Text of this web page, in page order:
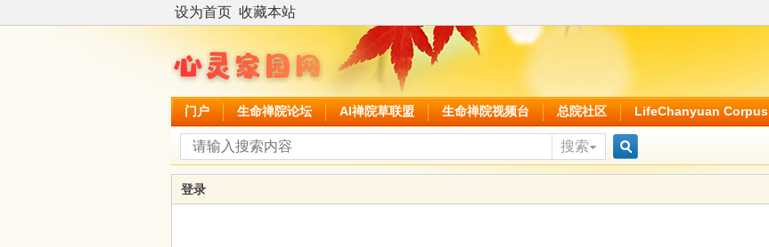
设为首页 收藏本站
门户 生命禅院论坛 AI禅院草联盟 生命禅院视频台 总院社区 LifeChanyuan Corpus
搜索
搜
登录